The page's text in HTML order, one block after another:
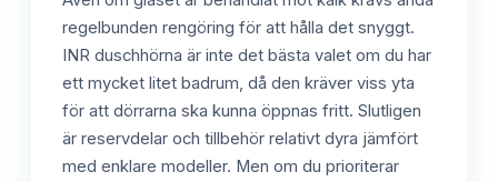
regelbunden rengöring för att hålla det snyggt.
INR duschhörna är inte det bästa valet om du har
ett mycket litet badrum, då den kräver viss yta
för att dörrarna ska kunna öppnas fritt. Slutligen
är reservdelar och tillbehör relativt dyra jämfört
med enklare modeller. Men om du prioriterar